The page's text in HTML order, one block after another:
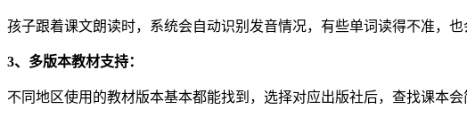
孩子跟着课文朗读时，系统会自动识别发音情况，有些单词读得不准，也
3、多版本教材支持：
不同地区使用的教材版本基本都能找到，选择对应出版社后，查找课本会